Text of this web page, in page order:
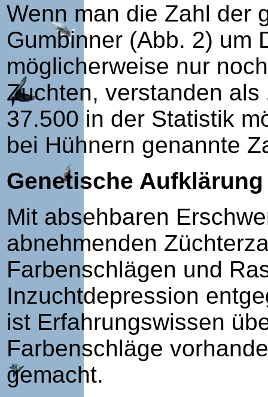
Wenn man die Zahl der
Gumbinner (Abb. 2) um
möglicherweise nur
Zuchten, verstanden als
37.500 in der Statistik
bei Hühnern genannte
Genetische
Mit absehbaren
abnehmenden
Farbenschlägen und
Inzuchtdepression
ist Erfahrungswissen
Farbenschläge
gemacht.